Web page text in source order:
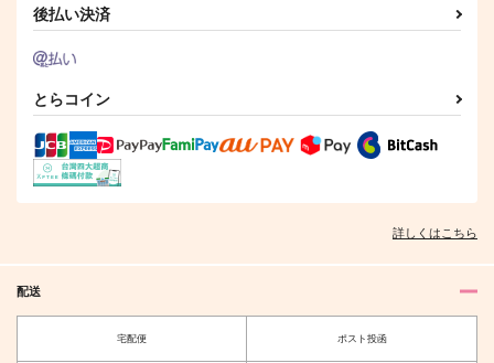
後払い決済
とらコイン
詳しくはこちら
配送
宅配便 ポスト投函